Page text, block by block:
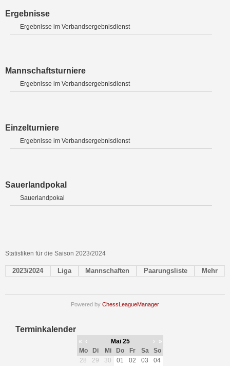
Ergebnisse
Ergebnisse im Verbandsergebnisdienst
Mannschaftsturniere
Ergebnisse im Verbandsergebnisdienst
Einzelturniere
Ergebnisse im Verbandsergebnisdienst
Sauerlandpokal
Sauerlandpokal
Statistiken für die Saison 2023/2024
2023/2024 Liga Mannschaften Paarungsliste Mehr
Powered by ChessLeagueManager
Terminkalender
« ‹ Mai 25 ›
»
Mo
Di Mi Do Fr Sa
So
28
29 30 01 02 03
04